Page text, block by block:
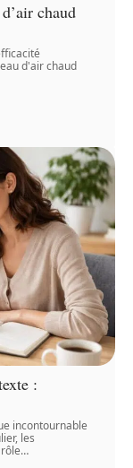
chaud
d'air chaud
:
incontournable
les
…